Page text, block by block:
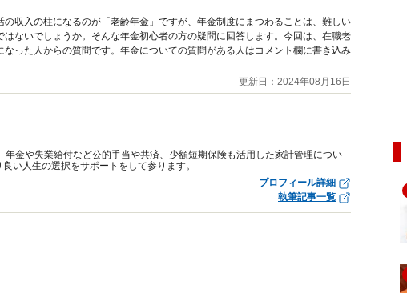
収入の柱になるのが「老齢年金」ですが、年金制度にまつわることは、難しい
ないでしょうか。そんな年金初心者の方の疑問に回答します。今回は、在職老
った人からの質問です。年金についての質問がある人はコメント欄に書き込み
更新日：2024年08月16日
年金や失業給付など公的手当や共済、少額短期保険も活用した家計管理につい
い人生の選択をサポートをして参ります。
プロフィール詳細
執筆記事一覧